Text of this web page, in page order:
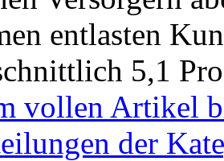
entlasten
5,1
vollen Artikel
der